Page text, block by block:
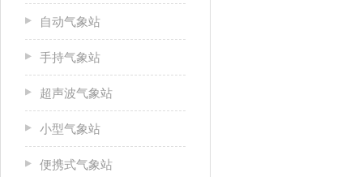
自动气象站
手持气象站
超声波气象站
小型气象站
便携式气象站